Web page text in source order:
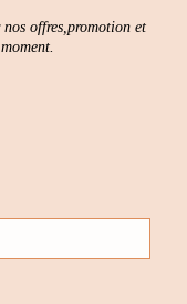
offres,promotion et